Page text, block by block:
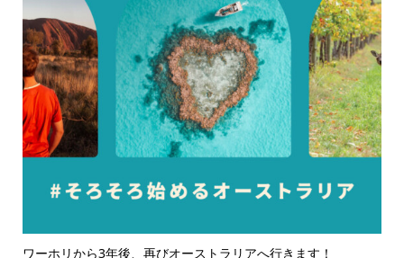
ワーホリから3年後、再びオーストラリアへ行きます！